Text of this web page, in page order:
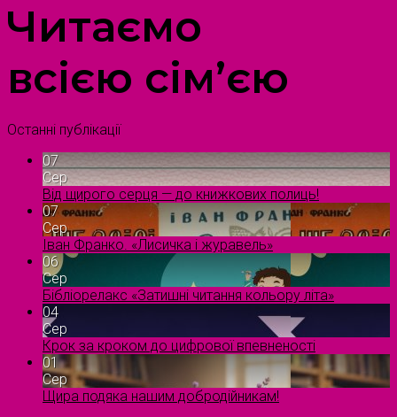
Читаємо
всією сім’єю
Останні публікації
07
Сер
Від щирого серця — до книжкових полиць!
07
Сер
Іван Франко. «Лисичка і журавель»
06
Сер
Бібліорелакс «Затишні читання кольору літа»
04
Сер
Крок за кроком до цифрової впевненості
01
Сер
Щира подяка нашим добродійникам!